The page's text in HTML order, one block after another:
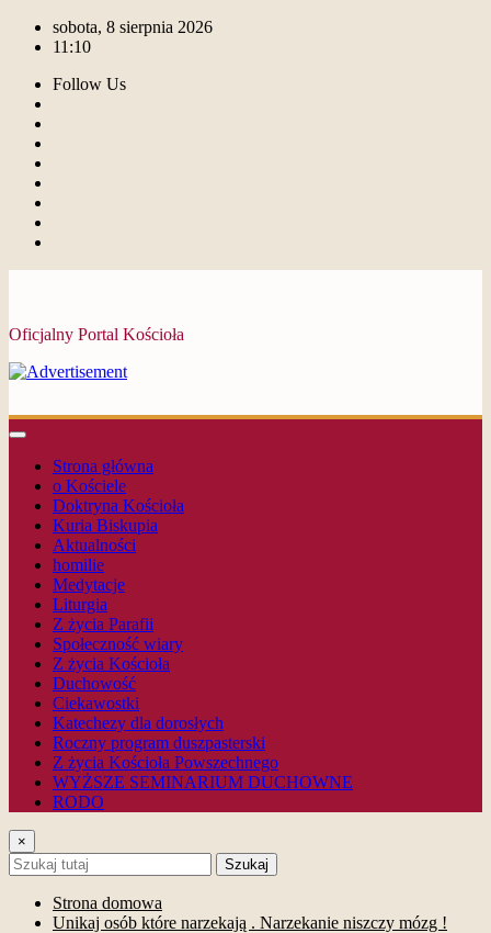
sobota, 8 sierpnia 2026
11:10
Follow Us
Oficjalny Portal Kościoła
Strona główna
o Kościele
Doktryna Kościoła
Kuria Biskupia
Aktualności
homilie
Medytacje
Liturgia
Z życia Parafii
Społeczność wiary
Z życia Kościoła
Duchowość
Ciekawostki
Katechezy dla dorosłych
Roczny program duszpasterski
Z życia Kościoła Powszechnego
WYŻSZE SEMINARIUM DUCHOWNE
RODO
×
Szukaj
Strona domowa
Unikaj osób które narzekają . Narzekanie niszczy mózg !